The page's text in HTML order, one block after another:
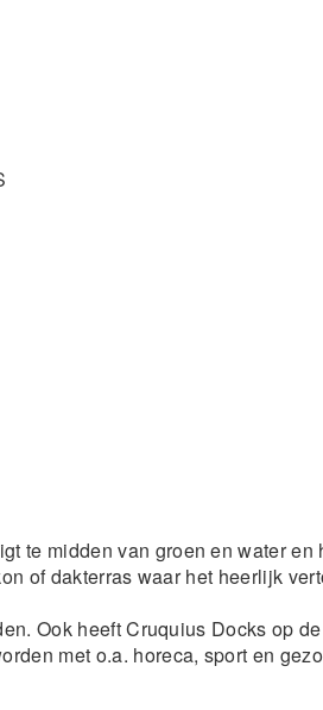
te midden van groen en water en
of dakterras waar het heerlijk
Ook heeft Cruquius Docks op de
met o.a. horeca, sport en